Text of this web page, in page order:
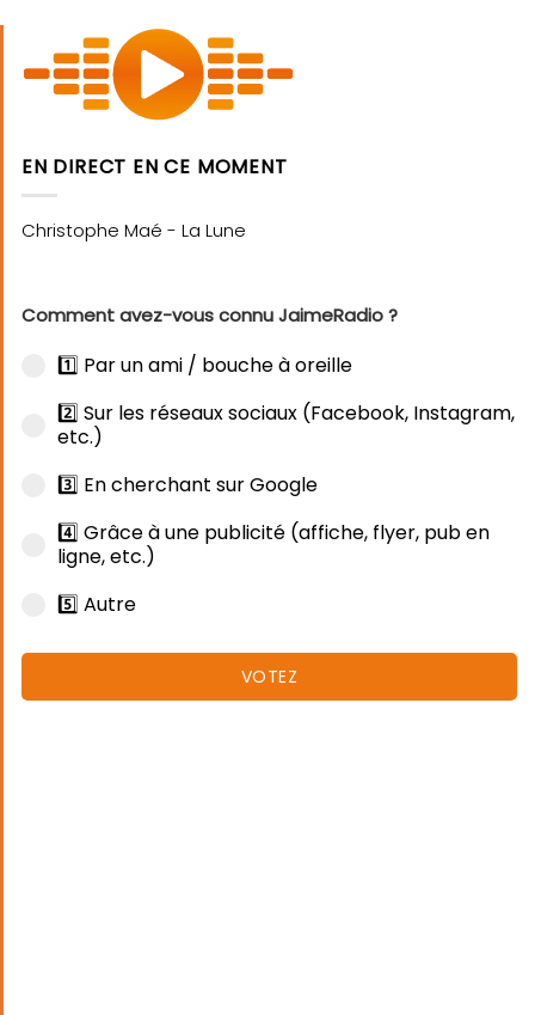
EN DIRECT EN CE MOMENT
Comment avez-vous connu JaimeRadio ?
1️⃣ Par un ami / bouche à oreille
2️⃣ Sur les réseaux sociaux (Facebook, Instagram,
etc.)
3️⃣ En cherchant sur Google
4️⃣ Grâce à une publicité (affiche, flyer, pub en
ligne, etc.)
5️⃣ Autre
VOTEZ